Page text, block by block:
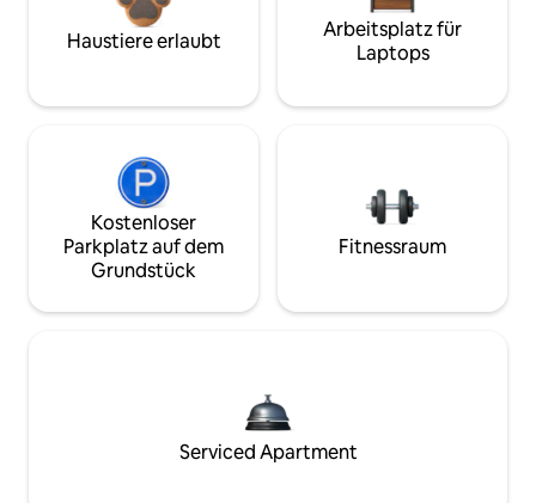
Haustiere erlaubt
Arbeitsplatz für
Laptops
Kostenloser
Parkplatz auf dem
Grundstück
Fitnessraum
Serviced Apartment